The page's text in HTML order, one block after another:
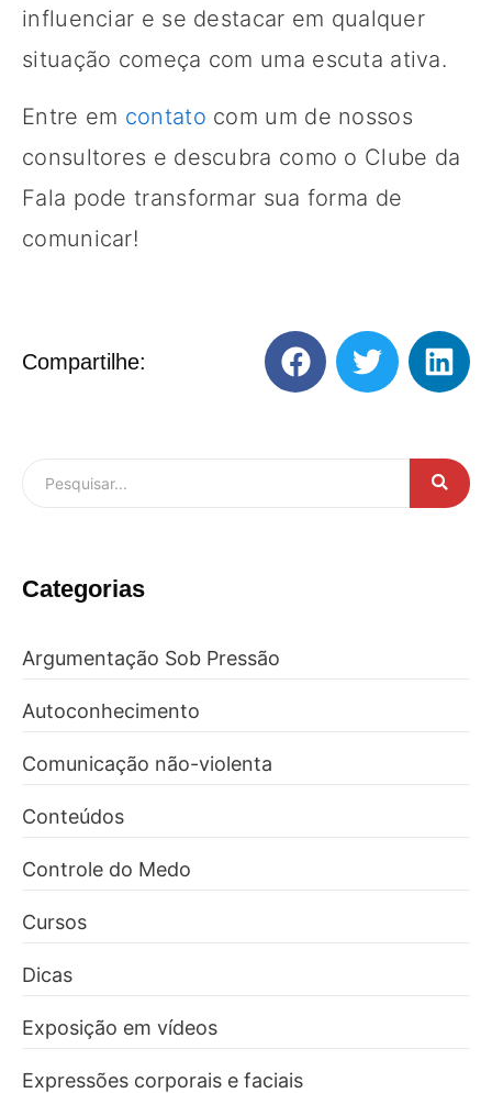
influenciar e se destacar em qualquer
situação começa com uma escuta ativa.
Entre em contato com um de nossos
consultores e descubra como o Clube da
Fala pode transformar sua forma de
comunicar!
Compartilhe:
Categorias
Argumentação Sob Pressão
Autoconhecimento
Comunicação não-violenta
Conteúdos
Controle do Medo
Cursos
Dicas
Exposição em vídeos
Expressões corporais e faciais